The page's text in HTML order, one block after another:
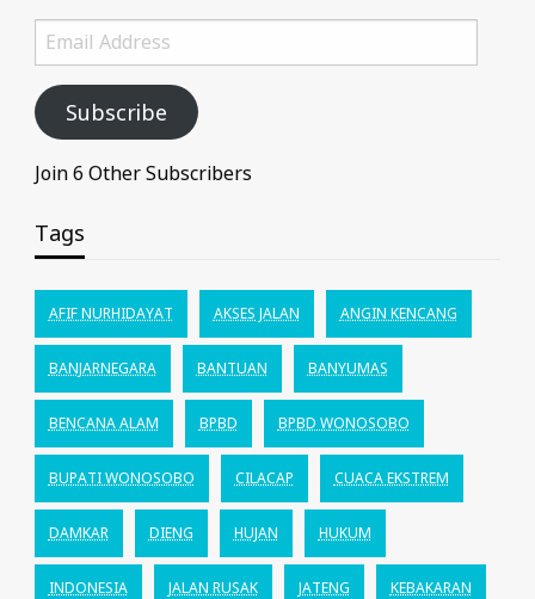
Email
Address
Subscribe
Join 6 Other Subscribers
Tags
AFIF NURHIDAYAT AKSES JALAN ANGIN KENCANG
BANJARNEGARA BANTUAN BANYUMAS
BENCANA ALAM BPBD BPBD WONOSOBO
BUPATI WONOSOBO CILACAP CUACA EKSTREM
DAMKAR DIENG HUJAN HUKUM
INDONESIA JALAN RUSAK JATENG KEBAKARAN